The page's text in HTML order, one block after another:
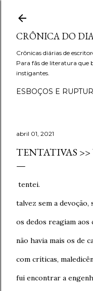
CRÔNICA DO
Crônicas diárias de
Para fãs de literatura que
instigantes.
ESBOÇOS E
abril 01, 2021
TENTATIVAS
tentei.
talvez sem a
os dedos reagiam aos
não havia mais os de
com críticas,
fui encontrar a